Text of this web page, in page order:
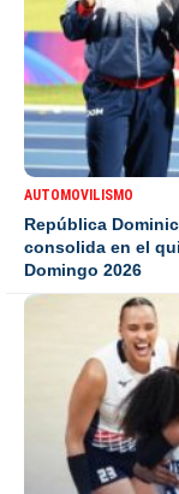
AUTOMOVILISMO
República
consolida en el
Domingo 2026